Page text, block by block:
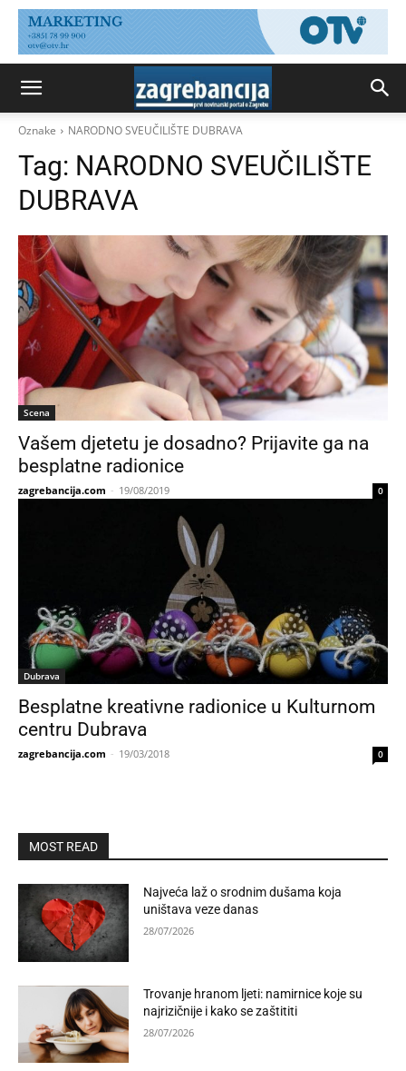
Oznake NARODNO SVEUČILIŠTE DUBRAVA
Tag: NARODNO SVEUČILIŠTE
DUBRAVA
Scena
Vašem djetetu je dosadno? Prijavite ga na
besplatne radionice
zagrebancija.com - 19/08/2019 0
Dubrava
Besplatne kreativne radionice u Kulturnom
centru Dubrava
zagrebancija.com - 19/03/2018 0
MOST READ
Najveća laž o srodnim dušama koja
uništava veze danas
28/07/2026
Trovanje hranom ljeti: namirnice koje su
najrizičnije i kako se zaštititi
28/07/2026